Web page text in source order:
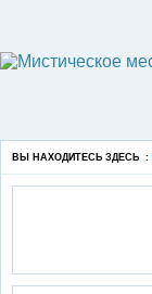
ВЫ НАХОДИТЕСЬ ЗДЕСЬ :